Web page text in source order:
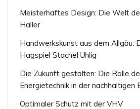
Meisterhaftes Design: Die Welt
Haller
Handwerkskunst aus dem Allgäu:
Hagspiel Stachel Uhlig
Die Zukunft gestalten: Die Rolle
Energietechnik in der nachhaltigen
Optimaler Schutz mit der VHV